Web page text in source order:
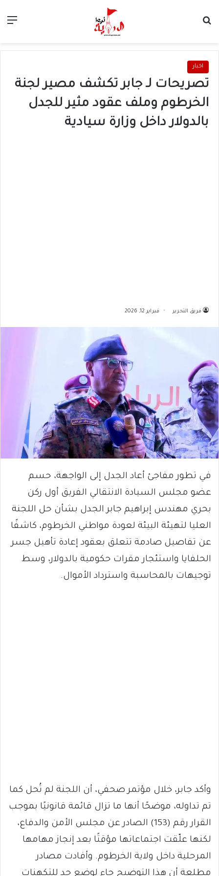
اخبار
تصريحات لـ جابر تكشف مصير لجنة
الخرطوم وملف عقود مثير للجدل
بالدولار داخل وزارة سيادية
فريق التحرير فبراير 12, 2026
في تطور مفاجئ أعاد الجدل إلى الواجهة، حسم
عضو مجلس السيادة الانتقالي الفريق أول ركن
بحري مهندس إبراهيم جابر الجدل بشأن حل اللجنة
العليا لتهيئة البيئة لعودة مواطني الخرطوم، كاشفًا
عن تفاصيل صادمة تتعلق بعقود إعادة تأهيل جسر
الحلفايا واستئجار مقرات حكومية بالدولار، وسط
توجيهات بالمحاسبة واسترداد الأموال.
وأكد جابر، خلال مؤتمر صحفي، أن اللجنة لم تُحل كما
تم تداوله، موضحًا أنها ما تزال قائمة قانونيًا بموجب
القرار رقم (153) الصادر عن مجلس الأمن والدفاع،
لكنها علّقت اجتماعاتها مؤقتًا بعد إنجاز مهامها
المرحلية داخل ولاية الخرطوم. وأفادت مصادر
مطلعة أن هذا التوضيح جاء لوضع حد للتكهنات